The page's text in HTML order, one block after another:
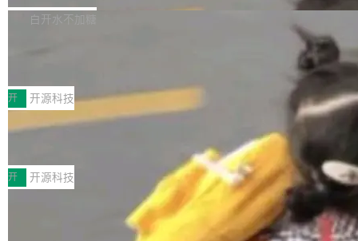
个主 agent 循环，外加一组后台 agent。这些后
库，并将作为transport接入Mooncake TENT。
MPComm将作为一种传输引擎接入Mooncake T
ENT，实现零拷贝传输性能提升30%、非零拷贝
传输性能最高提升5倍。UCL-MPComm底层基
于自研UCL-Engine通信引擎，后续腾讯网平将
持续开源更多基于UCL-Engine的高性能通信组
件。 腾讯网平团队在UCL-MPComm中实现了一
个独立于业务线程的全局通信引擎（Engine），
白开水不加糖
型案例入选名单》，深信服“面向企业研发场景的
开源 AI 编程平台 CoStrict 应用”凭借卓越的技术
创新与落地成效成功入选。 全链路私有化部署，
助力企业AI研发安全落地 当前，越来越多企业已
经开始引入 AI Coding 工具，通过调用公有云模
型或企业内部部署模型提升研发效率。但随着 AI
Coding 从个人辅助工具逐步走向团队级、组织
级应用，企业在规模化落地过程中，对安全性、
开 开源科技
深信服AI算力网关入选工信部人工智能
前不久，工业和信息化部正式发布《2025年人工
智能应用典型案例名单》，集中展示人工智能在
各领域的应用成果，覆盖技术底座、行业赋能、
产品应用、支撑保障、专题等五大方向。深信服
AI算力网关（AI创新平台）成功入选！ 随着各行
开 开源科技
Jeff Dean 离开 Google：一个时代的结
束，一个实验室的开始
Google 员工编号 20。MapReduce 作者之一。